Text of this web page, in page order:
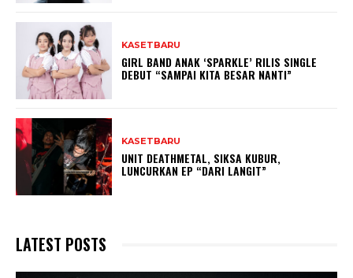
KASETBARU
GIRL BAND ANAK ‘SPARKLE’ RILIS SINGLE
DEBUT “SAMPAI KITA BESAR NANTI”
KASETBARU
UNIT DEATHMETAL, SIKSA KUBUR,
LUNCURKAN EP “DARI LANGIT”
LATEST POSTS